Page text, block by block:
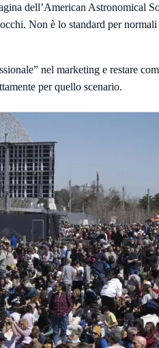
dell’American Astronomical
Non è lo standard per
nel marketing e restare
per quello scenario.